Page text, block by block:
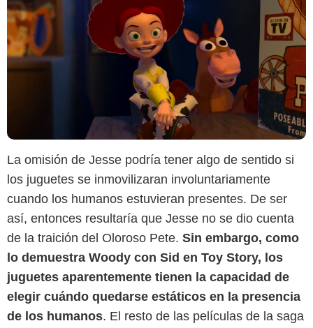
La omisión de Jesse podría tener algo de sentido si
los juguetes se inmovilizaran involuntariamente
cuando los humanos estuvieran presentes. De ser
así, entonces resultaría que Jesse no se dio cuenta
de la traición del Oloroso Pete. Sin embargo, como
lo demuestra Woody con Sid en Toy Story, los
juguetes aparentemente tienen la capacidad de
elegir cuándo quedarse estáticos en la presencia
de los humanos. El resto de las películas de la saga
YouTube